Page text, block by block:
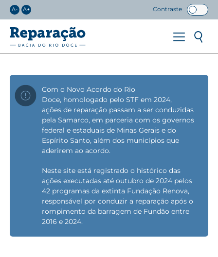
A- A+ Contraste
Com o Novo Acordo do Rio
Doce, homologado pelo STF em 2024,
ações de reparação passam a ser conduzidas
pela Samarco, em parceria com os governos
federal e estaduais de Minas Gerais e do
Espírito Santo, além dos municípios que
aderirem ao acordo.
Neste site está registrado o histórico das
ações executadas até outubro de 2024 pelos
42 programas da extinta Fundação Renova,
responsável por conduzir a reparação após o
rompimento da barragem de Fundão entre
2016 e 2024.